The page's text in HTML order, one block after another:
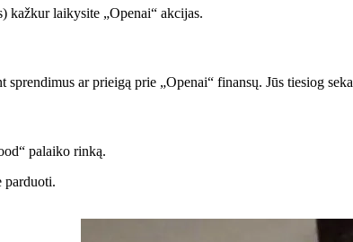
kažkur laikysite „Openai“ akcijas.
ar prieigą prie „Openai“ finansų. Jūs tiesiog
palaiko rinką.
parduoti.